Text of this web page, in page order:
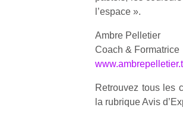
l’espace ».
Ambre Pelletier
Coach & Formatrice
Retrouvez tous les
la rubrique Avis